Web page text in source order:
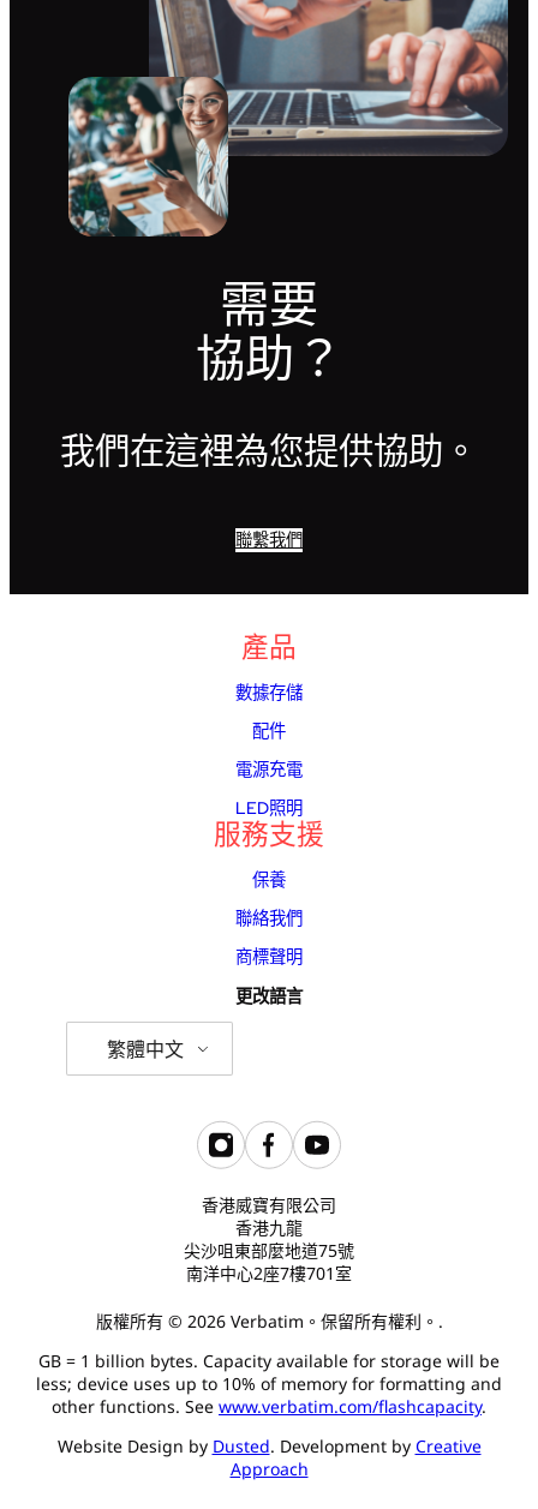
需要
協助？
我們在這裡為您提供協助。
聯繫我們
產品
數據存儲
配件
電源充電
LED照明
服務支援
保養
聯絡我們
商標聲明
更改語言
繁體中文
香港威寶有限公司
香港九龍
尖沙咀東部麼地道75號
南洋中心2座7樓701室
版權所有 © 2026 Verbatim。保留所有權利。.
GB = 1 billion bytes. Capacity available for storage will be
less; device uses up to 10% of memory for formatting and
other functions. See www.verbatim.com/flashcapacity.
Website Design by Dusted. Development by Creative
Approach